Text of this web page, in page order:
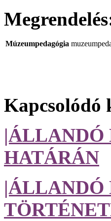
Múzeumpedagógia
Kapcsolódó
|ÁLLANDÓ
HATÁRÁN
|ÁLLANDÓ